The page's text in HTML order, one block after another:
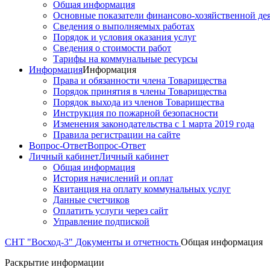
Общая информация
Основные показатели финансово-хозяйственной
Сведения о выполняемых работах
Порядок и условия оказания услуг
Сведения о стоимости работ
Тарифы на коммунальные ресурсы
ИнформацияИнформация
Права и обязанности члена Товарищества
Порядок принятия в члены Товарищества
Порядок выхода из членов Товарищества
Инструкция по пожарной безопасности
Изменения законодательства с 1 марта 2019 года
Правила регистрации на сайте
Вопрос-ОтветВопрос-Ответ
Личный кабинетЛичный кабинет
Общая информация
История начислений и оплат
Квитанция на оплату коммунальных услуг
Данные счетчиков
Оплатить услуги через сайт
Управление подпиской
СНТ "Восход-3" Документы и отчетность Общая информация
Раскрытие информации